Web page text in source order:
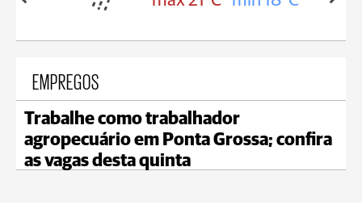
EMPREGOS
Trabalhe como trabalhador
agropecuário em Ponta Grossa; confira
as vagas desta quinta